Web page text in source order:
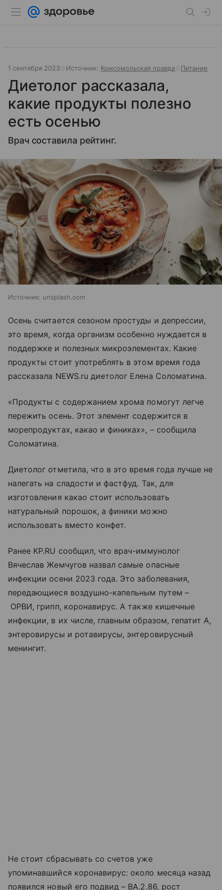
1 сентября 2023 Источник: Комсомольская правда Питание
Диетолог рассказала,
какие продукты полезно
есть осенью
Врач составила рейтинг.
Источник: unsplash.com
Осень считается сезоном простуды и депрессии,
это время, когда организм особенно нуждается в
поддержке и полезных микроэлементах. Какие
продукты стоит употреблять в этом время года
рассказала NEWS.ru диетолог Елена Соломатина.
«Продукты с содержанием хрома помогут легче
пережить осень. Этот элемент содержится в
морепродуктах, какао и финиках», – сообщила
Соломатина.
Диетолог отметила, что в это время года лучше не
налегать на сладости и фастфуд. Так, для
изготовления какао стоит использовать
натуральный порошок, а финики можно
использовать вместо конфет.
Ранее KP.RU сообщил, что врач-иммунолог
Вячеслав Жемчугов назвал самые опасные
инфекции осени 2023 года. Это заболевания,
передающиеся воздушно-капельным путем –
ОРВИ, грипп, коронавирус. А также кишечные
инфекции, в их числе, главным образом, гепатит А,
энтеровирусы и ротавирусы, энтеровирусный
менингит.
Не стоит сбрасывать со счетов уже
упоминавшийся коронавирус: около месяца назад
появился новый его подвид – ВА.2.86, рост